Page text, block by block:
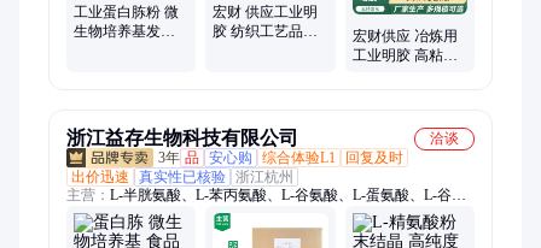
工业蛋白胨粉 微
生物培养基发酵
宏财 供应工业明
胶 纺织工艺品用
宏财供应 冶炼用
工业明胶 高粘度
浙江益存生物科技有限公司
洽谈
3年 品 安心购 综合体验L1
回复及时
出价迅速
真实性已核验 浙江杭州
主营： L-半胱氨酸、L-苯丙氨酸、L-谷氨酸、L-蛋氨酸、L-谷氨
酰胺、L-瓜氨酸、L-精氨酸、L-赖氨酸、L-酪氨酸、L-亮氨酸、
L-色氨酸、L-天门冬氨酸、L-缬氨酸、L-异亮氨酸、L-组氨酸、